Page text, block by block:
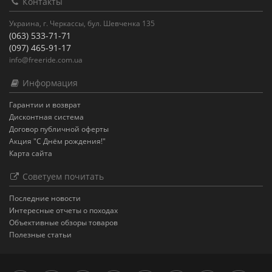
Украина, г. Черкассы, бул. Шевченка 135
(063) 533-71-71
(097) 465-91-17
info@freeride.com.ua
Информация
Гарантии и возврат
Дисконтная система
Договор публичной оферты
Акция "С Днём рождения!"
Карта сайта
Советуем почитать
Последние новости
Интересные отчеты о походах
Объективные обзоры товаров
Полезные статьи